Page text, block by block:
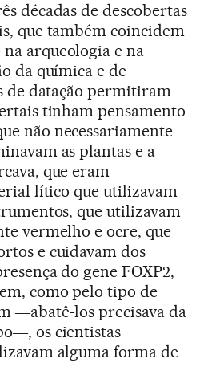
décadas de descobertas
que também coincidem
arqueologia e na
da química e de
de datação permitiram
tinham pensamento
não necessariamente
as plantas e a
que eram
lítico que utilizavam
que utilizavam
vermelho e ocre, que
e cuidavam dos
do gene FOXP2,
como pelo tipo de
―abatê-los precisava da
os cientistas
alguma forma de